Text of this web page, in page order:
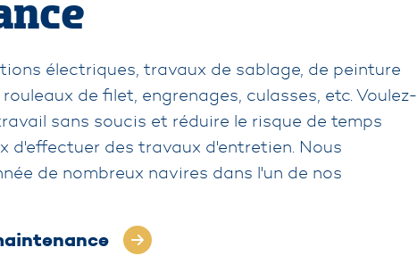
électriques, travaux de sablage, de peinture
de filet, engrenages, culasses, etc. Voulez-
sans soucis et réduire le risque de temps
d'effectuer des travaux d'entretien. Nous
de nombreux navires dans l'un de nos